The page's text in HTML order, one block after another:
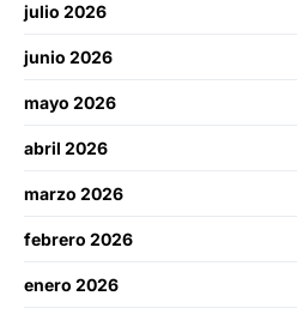
julio 2026
junio 2026
mayo 2026
abril 2026
marzo 2026
febrero 2026
enero 2026